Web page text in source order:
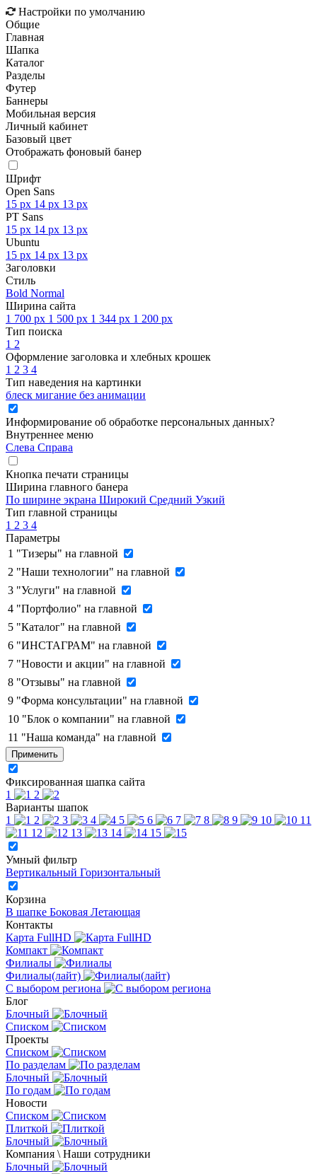
Настройки по умолчанию
Общие
Главная
Шапка
Каталог
Разделы
Футер
Баннеры
Мобильная версия
Личный кабинет
Базовый цвет
Отображать фоновый банер
Шрифт
Open Sans
15 px 14 px 13 px
PT Sans
15 px 14 px 13 px
Ubuntu
15 px 14 px 13 px
Заголовки
Стиль
Bold Normal
Ширина сайта
1 700 px 1 500 px 1 344 px 1 200 px
Тип поиска
1 2
Оформление заголовка и хлебных крошек
1 2 3 4
Тип наведения на картинки
блеск мигание без анимации
Информирование об обработке персональных данных?
Внутреннее меню
Слева Справа
Кнопка печати страницы
Ширина главного банера
По ширине экрана Широкий Средний Узкий
Тип главной страницы
1 2 3 4
Параметры
1 "Тизеры" на главной
2 "Наши технологии" на главной
3 "Услуги" на главной
4 "Портфолио" на главной
5 "Каталог" на главной
6 "ИНСТАГРАМ" на главной
7 "Новости и акции" на главной
8 "Отзывы" на главной
9 "Форма консультации" на главной
10 "Блок о компании" на главной
11 "Наша команда" на главной
Применить
Фиксированная шапка сайта
1
2
Варианты шапок
1
2 3 4 5 6 7 8 9 10
11
12
13 14 15
Умный фильтр
Вертикальный Горизонтальный
Корзина
В шапке Боковая Летающая
Контакты
Карта FullHD
Компакт
Филиалы
Филиалы(лайт)
С выбором региона
Блог
Блочный
Списком
Проекты
Списком
По разделам
Блочный
По годам
Новости
Списком
Плиткой
Блочный
Компания \ Наши сотрудники
Блочный